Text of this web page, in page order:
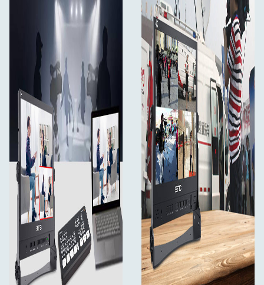
izturīgas un ilgi kalpojošas īpašības, kas piemērots
augstas intensitātes producēšanai, piemēram, mobilai
uzņemšanai, uzņemšanai uz vietas vai tiešraidei.
Tiešraides apraides monitors
ATEM156 monitors ir veids, kā par pieejamu cenu
izveidot neticamas programmas uzreiz no tiešraides
notikumiem! Tas ir ļoti piemērots izmantošanai
raidorganizācijām, sporta tiešraidēm, koncertiem,
lekcijām un semināriem, elektroniskā sporta un spēļu
sacensībām, tīmekļa raidorganizācijām un citiem
scenārijiem. Tas var apmierināt jūsu iekštelpu un āra
daudzkameru novērošanas vajadzības.